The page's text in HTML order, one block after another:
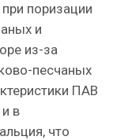
поризации
и
из-за
песчаных
ПАВ
в
что